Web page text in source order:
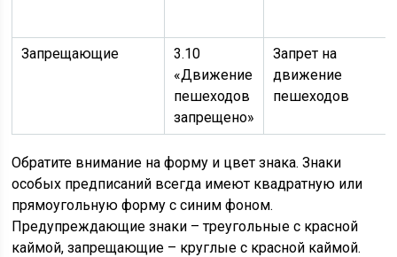
Запрещающие
3.10
«Движение
пешеходов
запрещено»
Запрет на
движение
пешеходов
Обратите внимание на форму и цвет знака. Знаки
особых предписаний всегда имеют квадратную или
прямоугольную форму с синим фоном.
Предупреждающие знаки – треугольные с красной
каймой, запрещающие – круглые с красной каймой.